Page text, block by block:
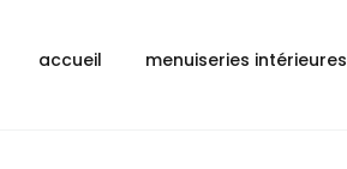
accueil menuiseries intérieures